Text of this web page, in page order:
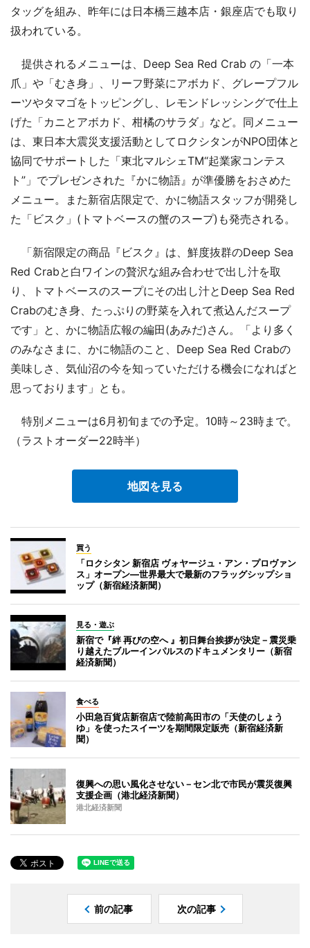
タッグを組み、昨年には日本橋三越本店・銀座店でも取り
扱われている。
提供されるメニューは、Deep Sea Red Crab の「一本
爪」や「むき身」、リーフ野菜にアボカド、グレープフル
ーツやタマゴをトッピングし、レモンドレッシングで仕上
げた「カニとアボカド、柑橘のサラダ」など。同メニュー
は、東日本大震災支援活動としてロクシタンがNPO団体と
協同でサポートした「東北マルシェTM“起業家コンテス
ト”」でプレゼンされた『かに物語』が準優勝をおさめた
メニュー。また新宿店限定で、かに物語スタッフが開発し
た「ビスク」(トマトベースの蟹のスープ)も発売される。
「新宿限定の商品『ビスク』は、鮮度抜群のDeep Sea
Red Crabと白ワインの贅沢な組み合わせで出し汁を取
り、トマトベースのスープにその出し汁とDeep Sea Red
Crabのむき身、たっぷりの野菜を入れて煮込んだスープ
です」と、かに物語広報の編田(あみだ)さん。「より多く
のみなさまに、かに物語のこと、Deep Sea Red Crabの
美味しさ、気仙沼の今を知っていただける機会になればと
思っております」とも。
特別メニューは6月初旬までの予定。10時～23時まで。
（ラストオーダー22時半）
地図を見る
買う
「ロクシタン 新宿店 ヴォヤージュ・アン・プロヴァン
ス」オープン―世界最大で最新のフラッグシップショ
ップ（新宿経済新聞）
見る・遊ぶ
新宿で『絆 再びの空へ 』初日舞台挨拶が決定－震災乗
り越えたブルーインパルスのドキュメンタリー（新宿
経済新聞）
食べる
小田急百貨店新宿店で陸前高田市の「天使のしょう
ゆ」を使ったスイーツを期間限定販売（新宿経済新
聞）
復興への思い風化させない－セン北で市民が震災復興
支援企画（港北経済新聞）
港北経済新聞
前の記事 次の記事